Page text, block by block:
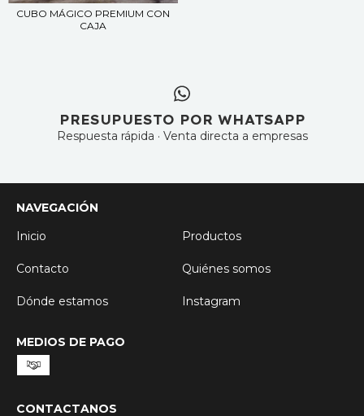
CUBO MÁGICO PREMIUM CON
CAJA
PRESUPUESTO POR WHATSAPP
Respuesta rápida · Venta directa a empresas
NAVEGACIÓN
Inicio
Productos
Contacto Quiénes somos
Dónde estamos Instagram
MEDIOS DE PAGO
CONTACTANOS